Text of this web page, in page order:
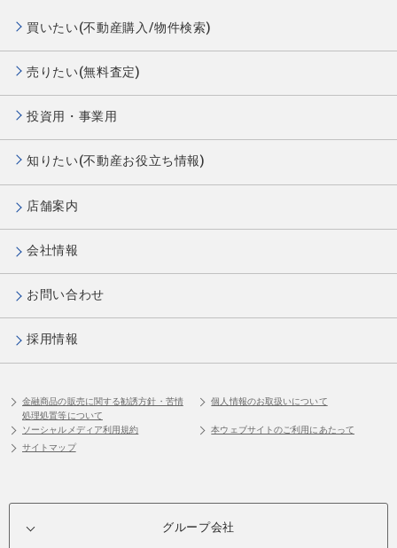
買いたい(不動産購入/物件検索)
売りたい(無料査定)
投資用・事業用
知りたい(不動産お役立ち情報)
店舗案内
会社情報
お問い合わせ
採用情報
金融商品の販売に関する勧誘方針・苦情
処理処置等について
個人情報のお取扱いについて
ソーシャルメディア利用規約
本ウェブサイトのご利用にあたって
サイトマップ
グループ会社